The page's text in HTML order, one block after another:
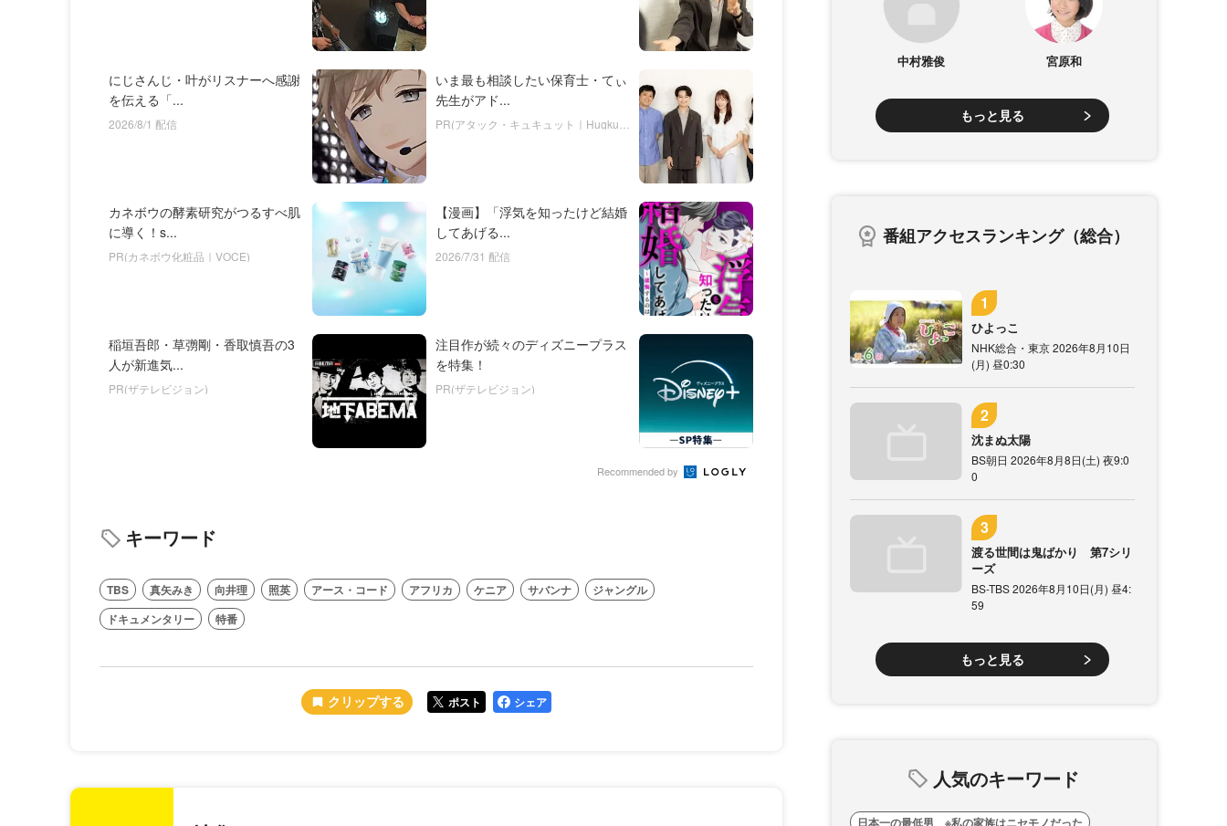
にじさんじ・叶がリスナーへ感謝
を伝える「...
2026/8/1 配信
いま最も相談したい保育士・てぃ
先生がアド...
カネボウの酵素研究がつるすべ肌
に導く！s...
PR(カネボウ化粧品｜VOCE)
【漫画】「浮気を知ったけど結婚
してあげる...
2026/7/31 配信
稲垣吾郎・草彅剛・香取慎吾の3
人が新進気...
PR(ザテレビジョン)
注目作が続々のディズニープラス
を特集！
PR(ザテレビジョン)
Recommended by
キーワード
TBS 真矢みき 向井理 照英 アース・コード アフリカ ケニア サバンナ
ジャングル
ドキュメンタリー
特番
ポスト シェア
中村雅俊 宮原和
もっと見る
番組アクセスランキング（総合）
ひよっこ
NHK総合・東京 2026年8月10日
(月) 昼0:30
沈まぬ太陽
BS朝日 2026年8月8日(土) 夜9:0
0
渡る世間は鬼ばかり 第7シリ
ーズ
BS-TBS 2026年8月10日(月) 昼4:
59
もっと見る
人気のキーワード
日本一の最低男 ※私の家族はニセモノだった